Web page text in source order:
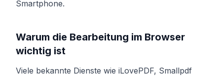
Smartphone.
Warum die Bearbeitung im Browser
wichtig ist
Viele bekannte Dienste wie iLovePDF, Smallpdf